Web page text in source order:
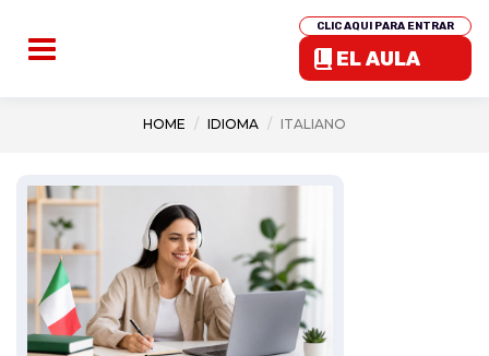
CLIC AQUI PARA ENTRAR
EL AULA
HOME IDIOMA ITALIANO